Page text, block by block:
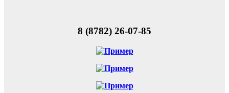
8 (8782) 26-07-85